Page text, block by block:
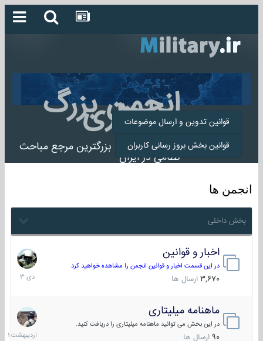
انجمن بزرگ
میلیتاری
انجمن میلیتاری بزرگترین مرجع مباحث
نظامی در ایران
قوانین تدوین و ارسال موضوعات
قوانین بخش بروز رسانی کاربران
انجمن ها
بخش داخلی
اخبار و قوانین
در این قسمت اخبار و قوانین انجمن را مشاهده خواهید کرد
3,670 ارسال ها
22
دی
1403
ماهنامه میلیتاری
در این بخش می توانید ماهنامه میلیتاری را دریافت کنید.
90 ارسال ها
30
1401